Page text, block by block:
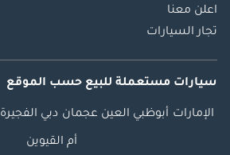
اعلن معنا
تجار السيارات
سيارات مستعملة للبيع حسب الموقع
الإمارات أبوظبي العين عجمان دبي الفجيرة
أم القيوين